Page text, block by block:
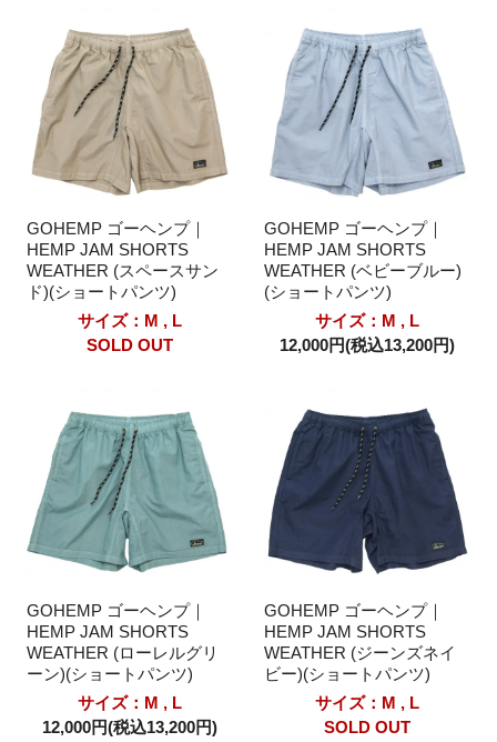
GOHEMP ゴーヘンプ｜
HEMP JAM SHORTS
WEATHER (スペースサン
ド)(ショートパンツ)
サイズ：M , L
SOLD OUT
GOHEMP ゴーヘンプ｜
HEMP JAM SHORTS
WEATHER (ベビーブルー)
(ショートパンツ)
サイズ：M , L
12,000円(税込13,200円)
GOHEMP ゴーヘンプ｜
HEMP JAM SHORTS
WEATHER (ローレルグリ
ーン)(ショートパンツ)
サイズ：M , L
12,000円(税込13,200円)
GOHEMP ゴーヘンプ｜
HEMP JAM SHORTS
WEATHER (ジーンズネイ
ビー)(ショートパンツ)
サイズ：M , L
SOLD OUT